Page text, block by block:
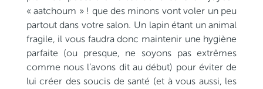
« aatchoum » ! que des minons vont voler un peu
partout dans votre salon. Un lapin étant un animal
fragile, il vous faudra donc maintenir une hygiène
parfaite (ou presque, ne soyons pas extrêmes
comme nous l’avons dit au début) pour éviter de
lui créer des soucis de santé (et à vous aussi, les